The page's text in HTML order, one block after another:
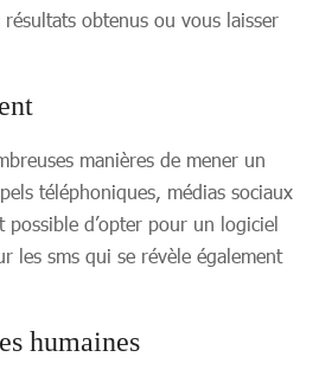
obtenus ou vous laisser
manières de mener un
téléphoniques, médias sociaux
possible d’opter pour un logiciel
les sms qui se révèle également
humaines